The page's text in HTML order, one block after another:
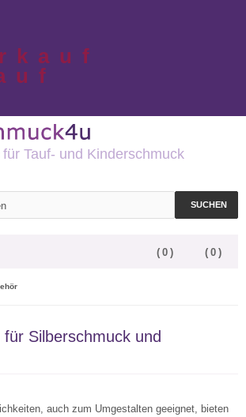
Tauf- und Kinderschmuck
SUCHEN
( 0 )
( 0 )
Silberschmuck und
auch zum Umgestalten geeignet, bieten